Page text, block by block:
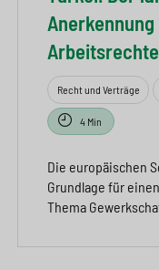
Arbeitsrechte
Recht und Verträge
4 Min
Die europäischen
Grundlage für
Thema